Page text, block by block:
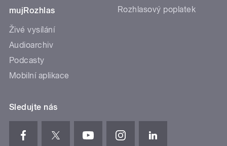
mujRozhlas
Živé vysílání
Audioarchiv
Podcasty
Mobilní aplikace
Rozhlasový poplatek
Sledujte nás